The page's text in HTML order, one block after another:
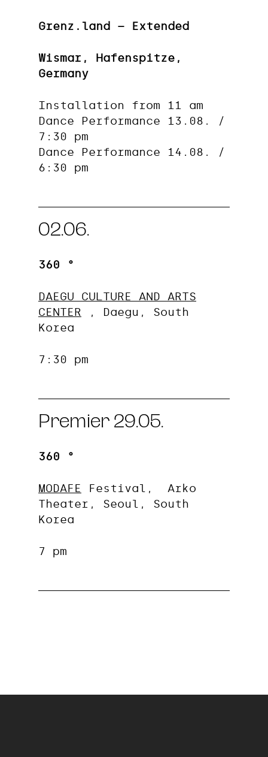
Grenz.land – Extended
Wismar, Hafenspitze,
Germany
Installation from 11 am
Dance Performance 13.08. /
7:30 pm
Dance Performance 14.08. /
6:30 pm
02.06.
360 °
DAEGU CULTURE AND ARTS
CENTER , Daegu, South
Korea
7:30 pm
Premier 29.05.
360 °
MODAFE Festival, Arko
Theater, Seoul, South
Korea
7 pm